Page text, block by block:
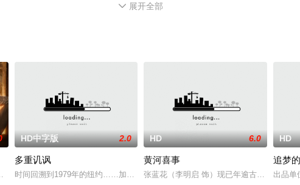
 展开全部
杂货店》，讲述了在一家僻静街道旁的杂货店，只要写下烦恼
HD中字版 2.0
多重讥讽
时间回溯到1979年的纽约……加布里埃尔·里奇蒙德（蒂莫西·赫顿饰）是一位非常
HD 6.0
黄河喜事
张蓝花（李明启 饰）现已年逾古稀，解放前
HD
追梦
出品单